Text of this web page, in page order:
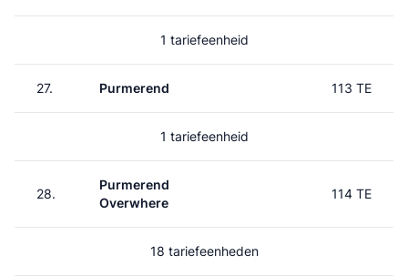
1 tariefeenheid
27. Purmerend 113 TE
1 tariefeenheid
28.
Purmerend
Overwhere
114 TE
18 tariefeenheden